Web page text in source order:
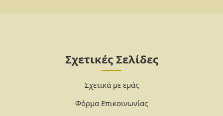
Σχετικές Σελίδες
Σχετικά με εμάς
Φόρμα Επικοινωνίας